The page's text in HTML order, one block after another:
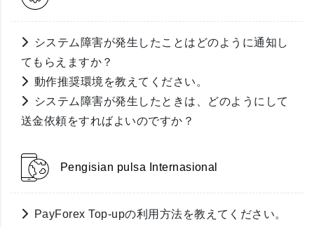
システム障害が発生したことはどのように通知し
てもらえますか？
動作推奨環境を教えてください。
システム障害が発生したときは、どのようにして
送金依頼をすればよいのですか？
Pengisian pulsa Internasional
PayForex Top-upの利用方法を教えてください。